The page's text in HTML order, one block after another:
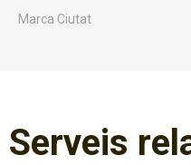
Marca Ciutat
Serveis